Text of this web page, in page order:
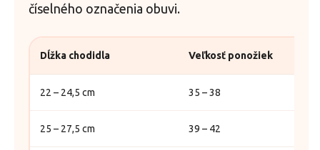
číselného označenia obuvi.
Dĺžka chodidla Veľkosť ponožiek
22 – 24,5 cm 35 – 38
25 – 27,5 cm 39 – 42